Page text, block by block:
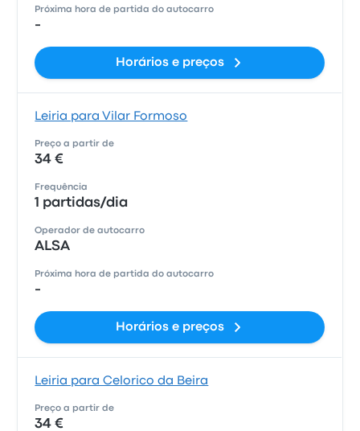
Próxima hora de partida do autocarro
-
Horários e preços
Leiria para Vilar Formoso
Preço a partir de
34 €
Frequência
1 partidas/dia
Operador de autocarro
ALSA
Próxima hora de partida do autocarro
-
Horários e preços
Leiria para Celorico da Beira
Preço a partir de
34 €